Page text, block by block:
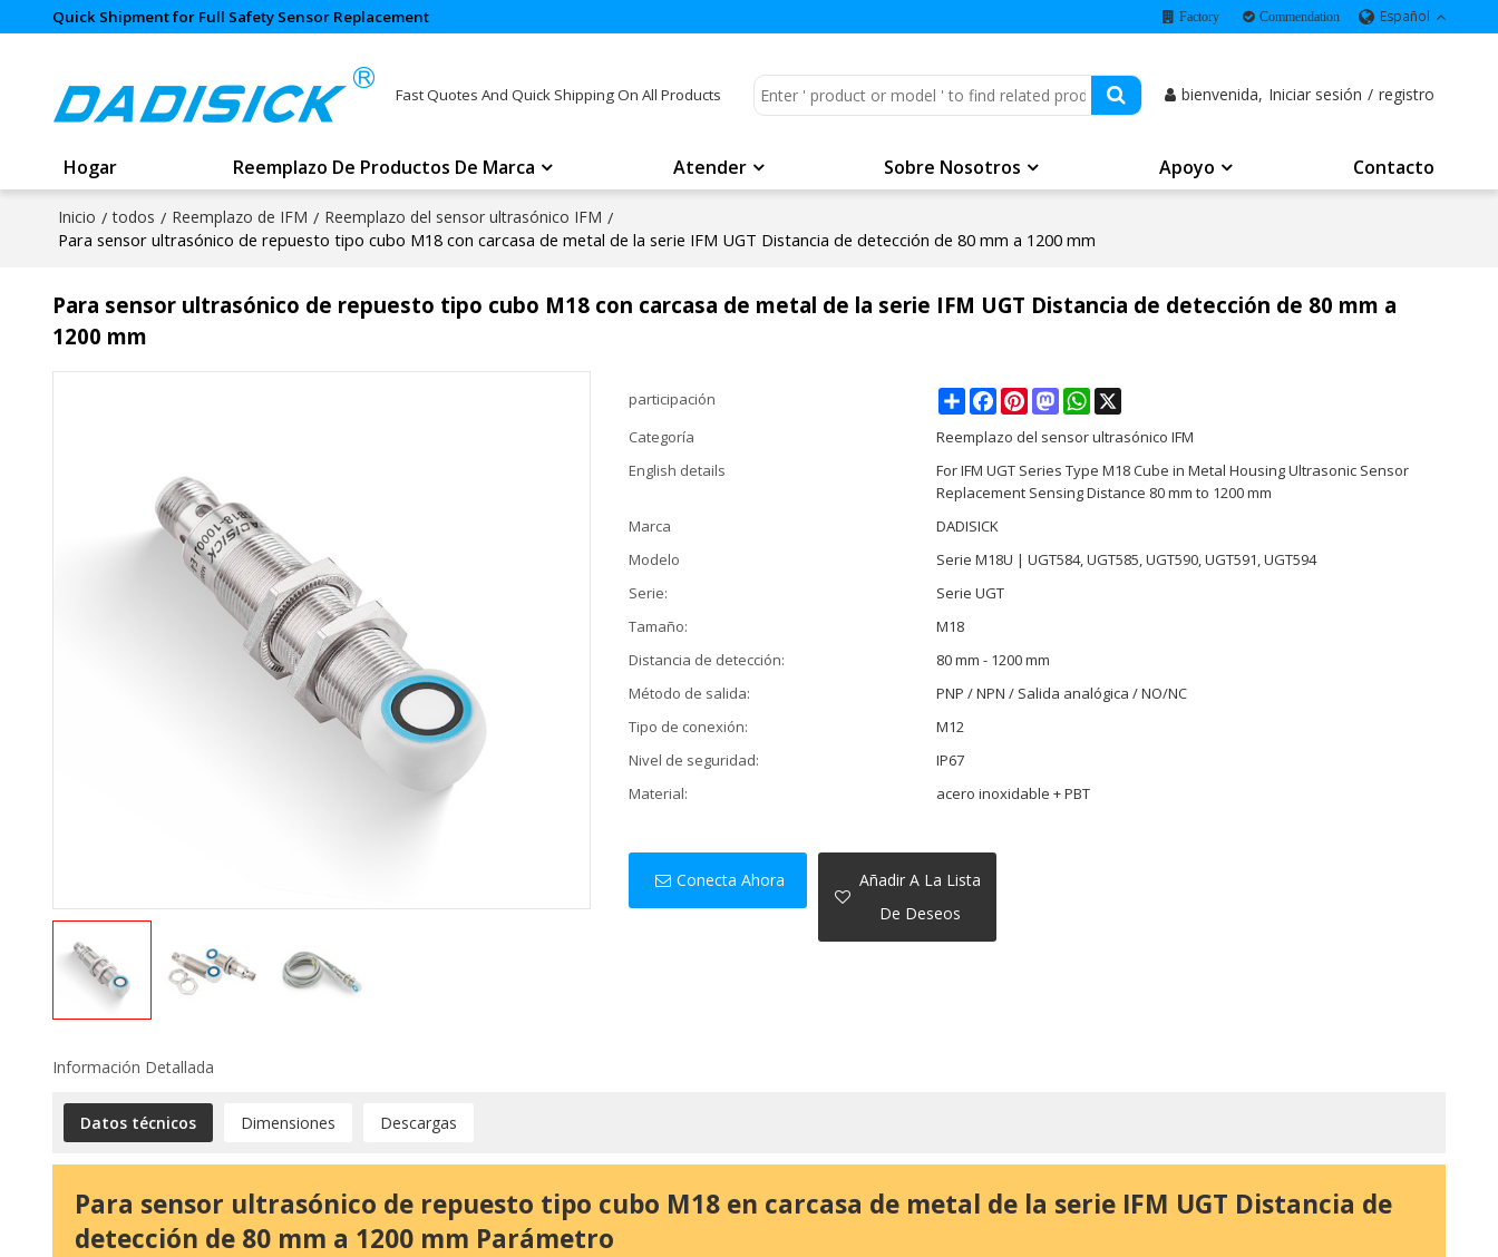
Quick Shipment for Full Safety Sensor Replacement Factory Commendation Español
Fast Quotes And Quick Shipping On All Products bienvenida, Iniciar sesión / registro
Hogar Reemplazo De Productos De Marca Atender Sobre Nosotros Apoyo Contacto
Inicio / todos / Reemplazo de IFM / Reemplazo del sensor ultrasónico IFM /
Para sensor ultrasónico de repuesto tipo cubo M18 con carcasa de metal de la serie IFM UGT Distancia de detección de 80 mm a 1200 mm
Para sensor ultrasónico de repuesto tipo cubo M18 con carcasa de metal de la serie IFM UGT Distancia de detección de 80 mm a
1200 mm
participación ShareFacebookPinterestMastodonWhatsApp
Categoría
Reemplazo del sensor ultrasónico IFM
English details
For IFM UGT Series Type M18 Cube in Metal Housing Ultrasonic Sensor
Replacement Sensing Distance 80 mm to 1200 mm
Marca
DADISICK
Modelo
Serie M18U | UGT584, UGT585, UGT590, UGT591, UGT594
Serie:
Serie UGT
Tamaño:
M18
Distancia de detección:
80 mm - 1200 mm
Método de salida:
PNP / NPN / Salida analógica / NO/NC
Tipo de conexión:
M12
Nivel de seguridad:
IP67
Material:
acero inoxidable + PBT
Conecta Ahora
Añadir A La Lista
De Deseos
Información Detallada
Datos técnicos Dimensiones Descargas
Para sensor ultrasónico de repuesto tipo cubo M18 en carcasa de metal de la serie IFM UGT Distancia de
detección de 80 mm a 1200 mm Parámetro